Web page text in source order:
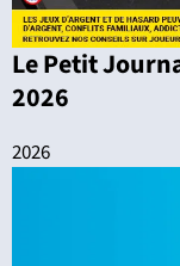
Le Petit
2026
2026